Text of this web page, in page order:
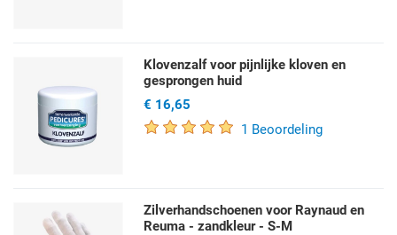
Klovenzalf voor pijnlijke kloven en
gesprongen huid
€ 16,65
1 Beoordeling
Zilverhandschoenen voor Raynaud en
Reuma - zandkleur - S-M